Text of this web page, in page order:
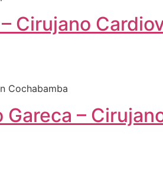
Cirujano
–